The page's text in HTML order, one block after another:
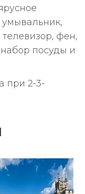
фен,
посуды и
при 2-3-